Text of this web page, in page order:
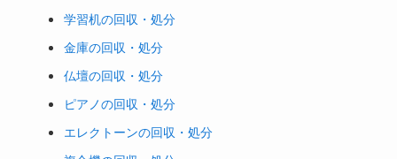
学習机の回収・処分
金庫の回収・処分
仏壇の回収・処分
ピアノの回収・処分
エレクトーンの回収・処分